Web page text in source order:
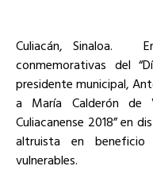
Culiacán, Sinaloa.
conmemorativas del
presidente municipal,
a María Calderón de
Culiacanense 2018” en
altruista en
vulnerables.